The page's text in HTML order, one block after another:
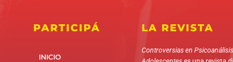
PARTICIPÁ
INICIO
LA REVISTA
Controversias en